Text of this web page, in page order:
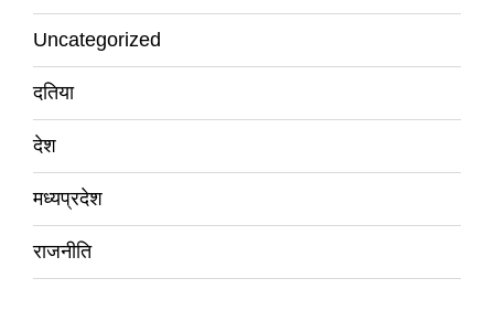
Uncategorized
दतिया
देश
मध्यप्रदेश
राजनीति